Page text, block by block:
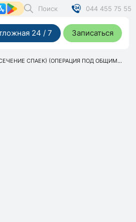
Поиск 044 455 75 55
24 / 7 Записаться
СПАЕК) (ОПЕРАЦИЯ ПОД ОБЩИМ...